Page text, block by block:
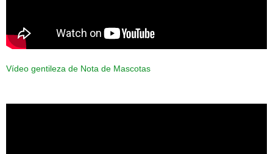
Vídeo gentileza de Nota de Mascotas